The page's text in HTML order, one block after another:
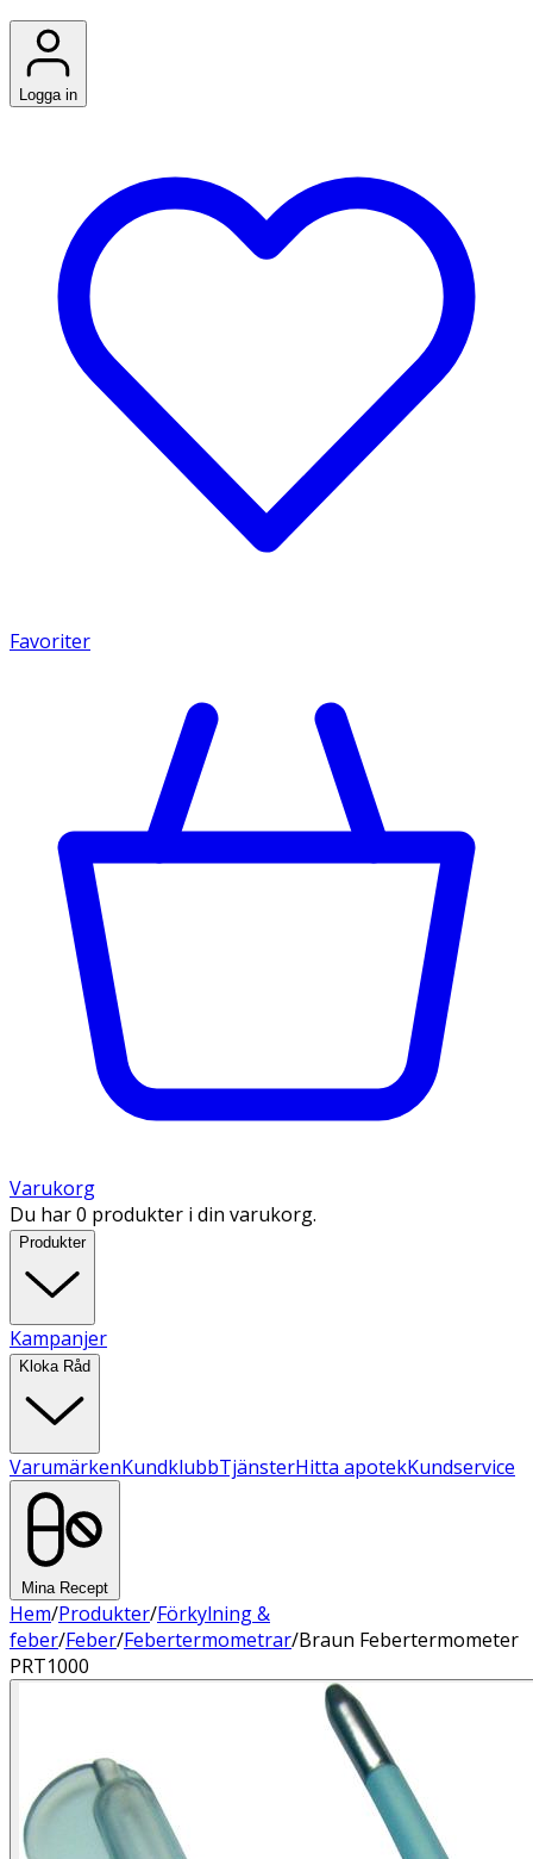
Logga in
Favoriter
Varukorg
Du har 0 produkter i din varukorg.
Produkter
Kampanjer
Kloka Råd
VarumärkenKundklubbTjänsterHitta apotekKundservice
Mina Recept
Hem/Produkter/Förkylning &
feber/Feber/Febertermometrar/Braun Febertermometer
PRT1000